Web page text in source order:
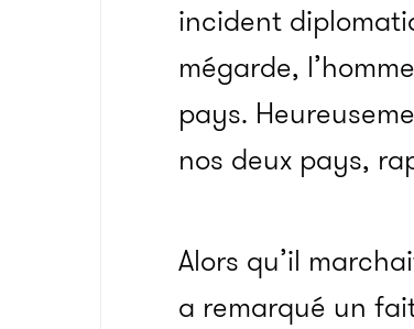
incident
mégarde,
pays.
nos deux pays,
Alors qu’il
a remarqué un